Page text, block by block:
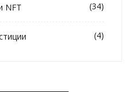
NFT (34)
(4)